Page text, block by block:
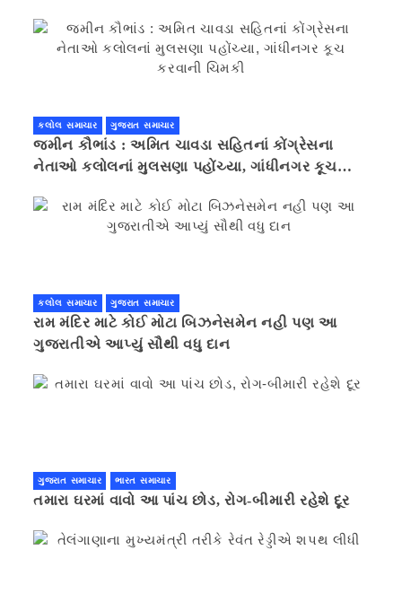
કલોલ સમાચાર ગુજરાત સમાચાર
જમીન કૌભાંડ : અમિત ચાવડા સહિતનાં કોંગ્રેસના
નેતાઓ કલોલનાં મુલસણા પહોંચ્યા, ગાંધીનગર કૂચ
કલોલ સમાચાર ગુજરાત સમાચાર
રામ મંદિર માટે કોઈ મોટા બિઝનેસમેન નહી પણ આ
ગુજરાતીએ આપ્યું સૌથી વધુ દાન
ગુજરાત સમાચાર ભારત સમાચાર
તમારા ઘરમાં વાવો આ પાંચ છોડ, રોગ-બીમારી રહેશે દૂર